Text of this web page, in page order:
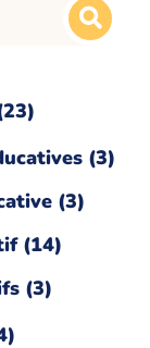
23
3
3
14
3